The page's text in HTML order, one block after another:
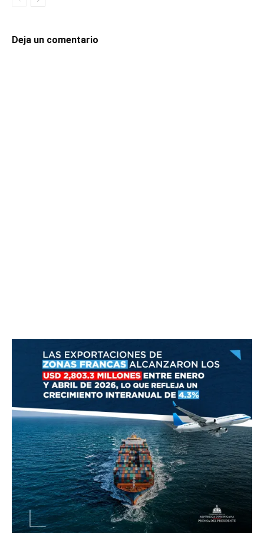
Deja un comentario